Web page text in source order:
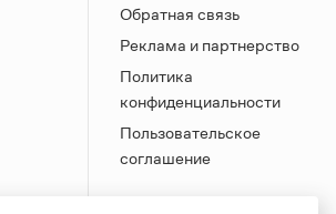
Обратная связь
Реклама и партнерство
Политика
конфиденциальности
Пользовательское
соглашение